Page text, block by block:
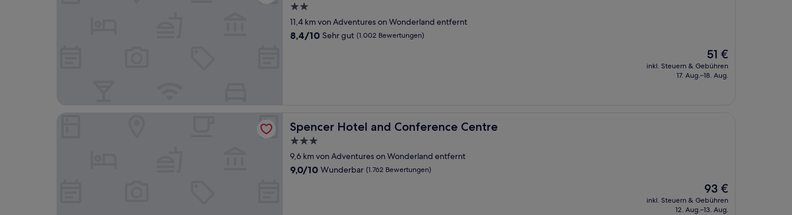
2.0-
Sterne-
Unterkunft
11,4 km von Adventures on Wonderland entfernt
8.4
8,4/10 Sehr gut (1.002 Bewertungen)
Der
Preis
beträgt
51 €
inkl. Steuern & Gebühren
17. Aug.–18. Aug.
Spencer Hotel and Conference Centre
Spencer Hotel and Conference Centre
3.0-
Sterne-
Unterkunft
9,6 km von Adventures on Wonderland entfernt
9.0
9,0/10 Wunderbar (1.762 Bewertungen)
Der
Preis
beträgt
93 €
inkl. Steuern & Gebühren
12. Aug.–13. Aug.